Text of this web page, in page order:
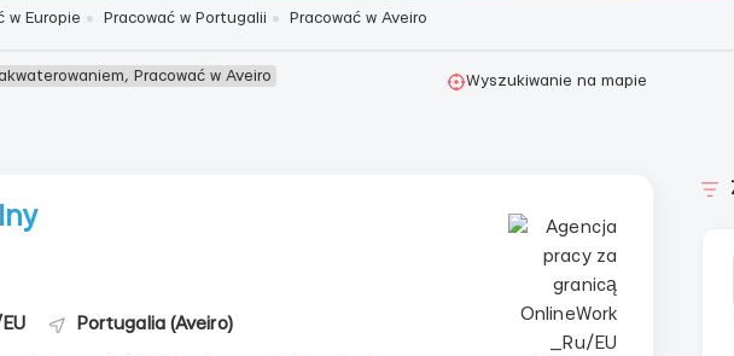
w Europie Pracować w Portugalii Pracować w Aveiro
Pracować w Aveiro
Wyszukiwanie na mapie
Portugalia (Aveiro)